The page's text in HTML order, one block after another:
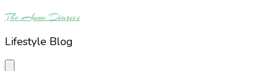
The Anna Diaries
Lifestyle Blog